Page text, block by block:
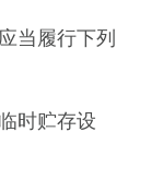
当履行下列
时贮存设